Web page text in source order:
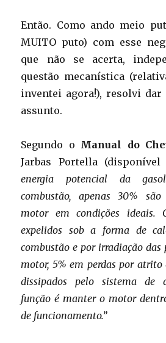
Então. Como ando meio
MUITO puto) com esse
que não se acerta,
questão mecanística
inventei agora!), resolvi dar
assunto.
Segundo o Manual do
Jarbas Portella (disponível
energia potencial da
combustão, apenas 30%
motor em condições ideais.
expelidos sob a forma de
combustão e por irradiação das
motor, 5% em perdas por
dissipados pelo sistema de
função é manter o motor
de funcionamento.”